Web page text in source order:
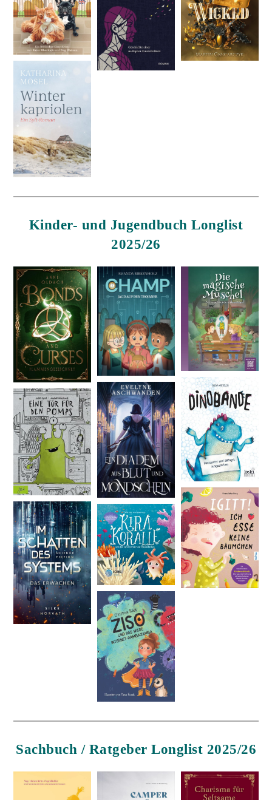
Kinder- und Jugendbuch Longlist
2025/26
Sachbuch / Ratgeber Longlist 2025/26